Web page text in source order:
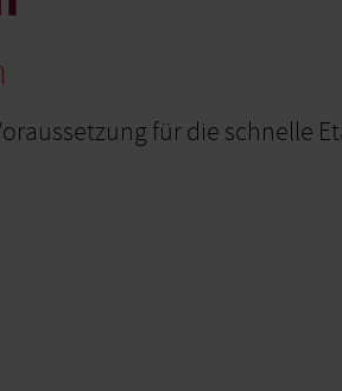
für die schnelle